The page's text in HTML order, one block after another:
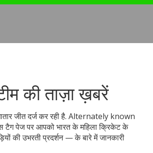
की ताज़ा ख़बरें
जीत दर्ज कर रही है. Alternately known
टैग पेज पर आपको भारत के महिला क्रिकेट के
की उभरती प्रदर्शन — के बारे में जानकारी